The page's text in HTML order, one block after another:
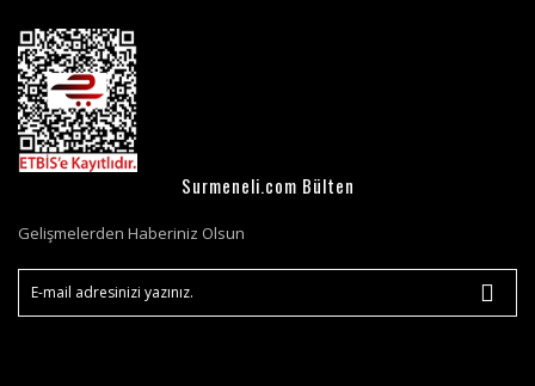
Surmeneli.com Bülten
Gelişmelerden Haberiniz Olsun